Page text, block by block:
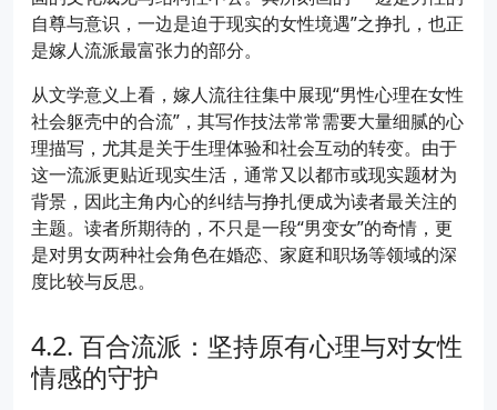
自尊与意识，一边是迫于现实的女性境遇”之挣扎，也正
是嫁人流派最富张力的部分。
从文学意义上看，嫁人流往往集中展现“男性心理在女性
社会躯壳中的合流”，其写作技法常常需要大量细腻的心
理描写，尤其是关于生理体验和社会互动的转变。由于
这一流派更贴近现实生活，通常又以都市或现实题材为
背景，因此主角内心的纠结与挣扎便成为读者最关注的
主题。读者所期待的，不只是一段“男变女”的奇情，更
是对男女两种社会角色在婚恋、家庭和职场等领域的深
度比较与反思。
百合流派：坚持原有心理与对女性
情感的守护